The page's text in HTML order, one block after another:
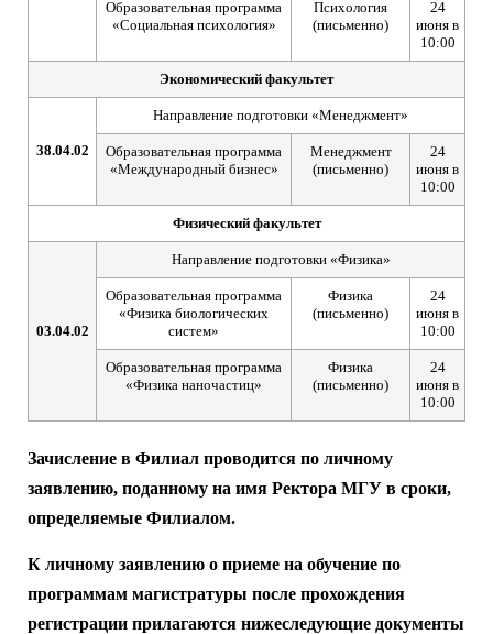
Образовательная программа
«Социальная психология»
Психология
(письменно)
24
июня в
10:00
Экономический факультет
38.04.02
Направление подготовки «Менеджмент»
Образовательная программа
«Международный бизнес»
Менеджмент
(письменно)
24
июня в
10:00
Физический факультет
03.04.02
Направление подготовки «Физика»
Образовательная программа
«Физика биологических
систем»
Физика
(письменно)
24
июня в
10:00
Образовательная программа
«Физика наночастиц»
Физика
(письменно)
24
июня в
10:00
Зачисление в Филиал проводится по личному
заявлению, поданному на имя Ректора МГУ в сроки,
определяемые Филиалом.
К личному заявлению о приеме на обучение по
программам магистратуры после прохождения
регистрации прилагаются нижеследующие документы